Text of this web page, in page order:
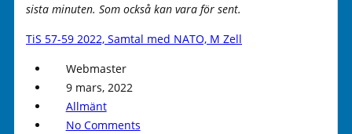
sista minuten. Som också kan vara för sent.
TiS 57-59 2022, Samtal med NATO, M Zell
Webmaster
9 mars, 2022
Allmänt
No Comments